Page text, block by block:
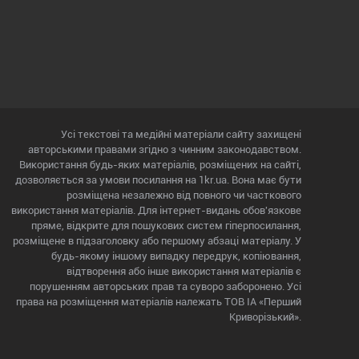
Усі текстові та медійні матеріали сайту захищені
авторськими правами згідно з чинним законодавством.
Використання будь-яких матеріалів, розміщених на сайті,
дозволяється за умови посилання на 1kr.ua. Вона має бути
розміщена незалежно від повного чи часткового
використання матеріалів. Для інтернет-видань обов'язкове
пряме, відкрите для пошукових систем гіперпосилання,
розміщене в підзаголовку або першому абзаці матеріалу. У
будь-якому іншому випадку передрук, копіювання,
відтворення або інше використання матеріалів є
порушенням авторських прав та суворо заборонено. Усі
права на розміщення матеріалів належать ТОВ ІА «Перший
Криворізький».